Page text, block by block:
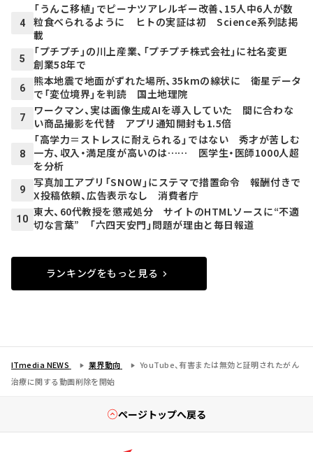
4
「うんこ移植」でピーナツアレルギー改善、15人中6人が数
粒食べられるように ヒトの実証は初 Science系列誌掲
載
5
「プチプチ」の川上産業、「プチプチ株式会社」に社名変更
創業58年で
6
熊本地震で地面がずれた場所、35kmの線状に 衛星データ
で「変位境界」を判読 国土地理院
7
ワークマン、実は画像生成AIを導入していた 間に合わな
い商品撮影を代替 アプリ通知開封も1.5倍
8
「高学力＝ストレスに耐えられる」ではない 秀才が苦しむ
一方、収入・満足度が高いのは…… 医学生・医師1000人超
を分析
9
写真加工アプリ「SNOW」にステマで措置命令 報酬付きで
X投稿依頼、広告表示なし 消費者庁
10
東大、60代教授を懲戒処分 サイトのHTMLソースに“不適
切な言葉” 「六四天安門」問題が理由と毎日報道
ランキングをもっと見る
ITmedia NEWS 業界動向
YouTube、有害または無効と証明されたがん
治療に関する動画削除を開始
ページトップへ戻る